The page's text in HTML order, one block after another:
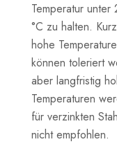
Temperatur unter
°C zu halten.
hohe
können toleriert
aber langfristig
Temperaturen
für verzinkten
nicht empfohlen.